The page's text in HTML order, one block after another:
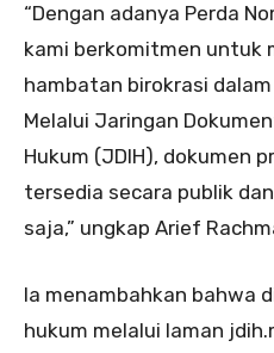
“Dengan adanya Perda
kami berkomitmen untuk
hambatan birokrasi
Melalui Jaringan
Hukum (JDIH), dokumen
tersedia secara publik
saja,” ungkap Arief
Ia menambahkan bahwa
hukum melalui laman